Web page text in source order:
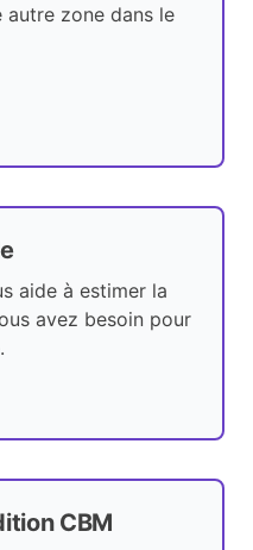
zone dans le
aide à estimer la
avez besoin pour
CBM